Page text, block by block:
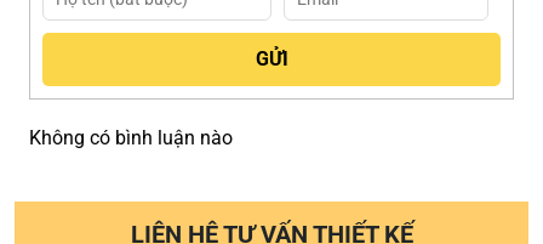
Không có bình luận nào
LIÊN HỆ TƯ VẤN THIẾT KẾ